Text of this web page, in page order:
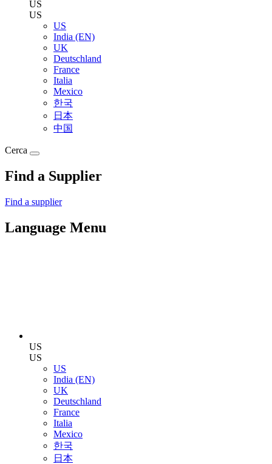
US
US
US
India (EN)
UK
Deutschland
France
Italia
Mexico
한국
日本
中国
Cerca
Find a Supplier
Find a supplier
Language Menu
US
US
US
India (EN)
UK
Deutschland
France
Italia
Mexico
한국
日本